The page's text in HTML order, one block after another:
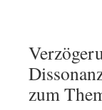
zum